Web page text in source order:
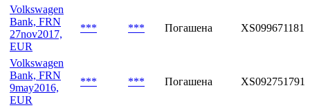
Volkswagen
Bank, FRN
27nov2017,
EUR
*** *** Погашена XS0996711817
Volkswagen
Bank, FRN
9may2016,
EUR
*** *** Погашена XS0927517911